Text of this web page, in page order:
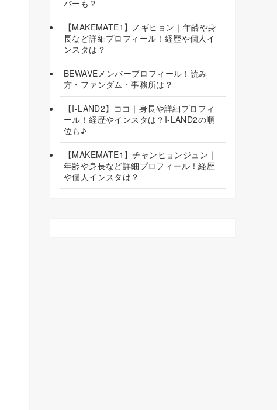
バーも？
【MAKEMATE1】ノギヒョン｜年齢や身
長など詳細プロフィール！経歴や個人イ
ンスタは？
BEWAVEメンバープロフィール！読み
方・ファンダム・事務所は？
【I-LAND2】ココ｜身長や詳細プロフィ
ール！経歴やインスタは？I-LAND2の順
位も♪
【MAKEMATE1】チャンヒョンジュン｜
年齢や身長など詳細プロフィール！経歴
や個人インスタは？